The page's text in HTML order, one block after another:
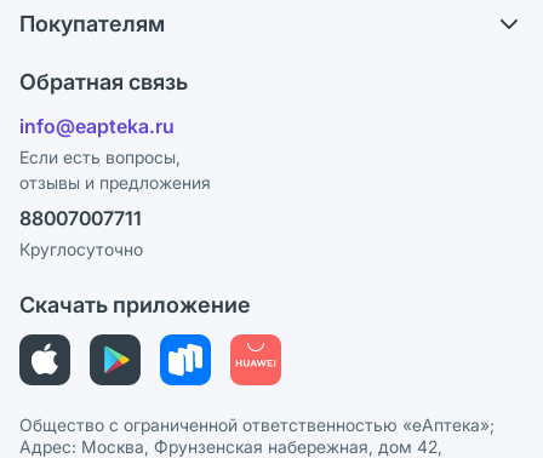
Ответы на вопросы
Блог
Карьера
Поставщики
Лицензия
Реклама на сайте
Ваши товары на ЕАПТЕКЕ
Покупателям
Программа СберСпасибо
Политика конфиденциальности
Пользовательское соглашение
Политика рекомендаций
Этика и соответствие
Политика в отношении обработки персональных данных
Обратная связь
info@eapteka.ru
Если есть вопросы,
отзывы и предложения
88007007711
Круглосуточно
Скачать приложение
Общество с ограниченной ответственностью «еАптека»;
Адрес: Москва, Фрунзенская набережная, дом 42,